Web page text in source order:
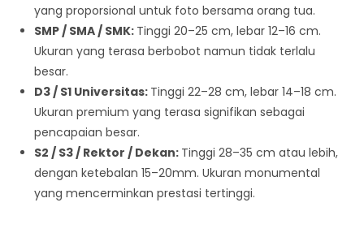
yang proporsional untuk foto bersama orang tua.
SMP / SMA / SMK: Tinggi 20–25 cm, lebar 12–16 cm.
Ukuran yang terasa berbobot namun tidak terlalu
besar.
D3 / S1 Universitas: Tinggi 22–28 cm, lebar 14–18 cm.
Ukuran premium yang terasa signifikan sebagai
pencapaian besar.
S2 / S3 / Rektor / Dekan: Tinggi 28–35 cm atau lebih,
dengan ketebalan 15–20mm. Ukuran monumental
yang mencerminkan prestasi tertinggi.